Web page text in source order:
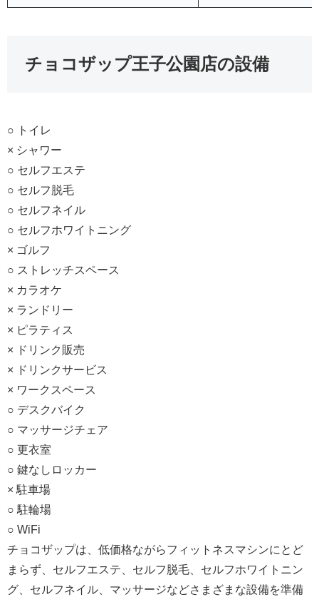
チョコザップ王子公園店の設備
○ トイレ
× シャワー
○ セルフエステ
○ セルフ脱毛
○ セルフネイル
○ セルフホワイトニング
× ゴルフ
○ ストレッチスペース
× カラオケ
× ランドリー
× ピラティス
× ドリンク販売
× ドリンクサービス
× ワークスペース
○ デスクバイク
○ マッサージチェア
○ 更衣室
○ 鍵なしロッカー
× 駐車場
○ 駐輪場
○ WiFi
チョコザップは、低価格ながらフィットネスマシンにとど
まらず、セルフエステ、セルフ脱毛、セルフホワイトニン
グ、セルフネイル、マッサージなどさまざまな設備を準備